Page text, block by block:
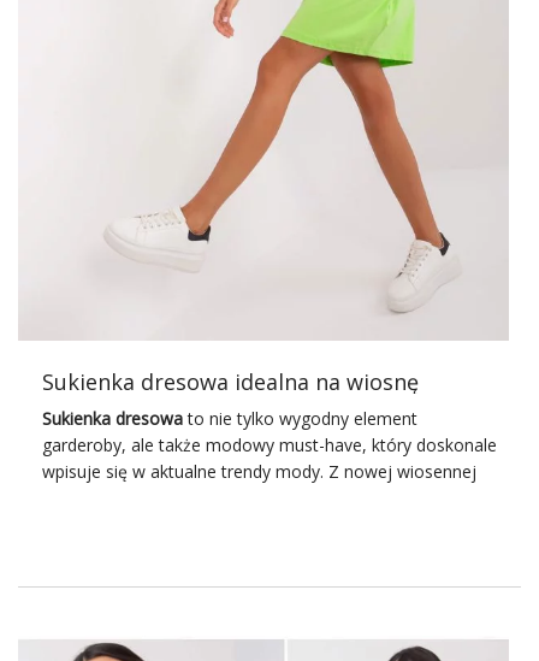
zaproponować Wam nasze typy jeżeli chodzi o sukienki
na wiosnę, które śmiało możecie nosić na co dzień. Już
dziś sprawdźcie bogatą ofertę sklepu factoryprice.pl i
uzupełnijcie swoją garderobę o modnewiosenne sukienki
Sukienka dresowa idealna na wiosnę
Sukienka dresowato nie tylko wygodny element
garderoby, ale także modowy must-have, który doskonale
wpisuje się w aktualne trendy mody. Z nowej wiosennej